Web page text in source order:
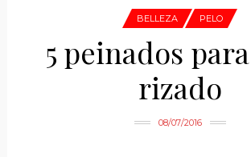
BELLEZA PELO
5 peinados
rizado
08/07/2016